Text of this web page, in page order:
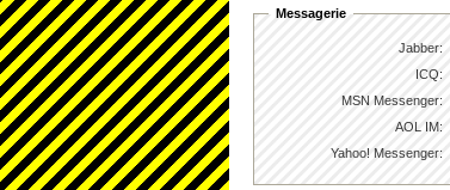
Messagerie
Jabber:
ICQ:
MSN Messenger:
AOL IM:
Yahoo! Messenger: